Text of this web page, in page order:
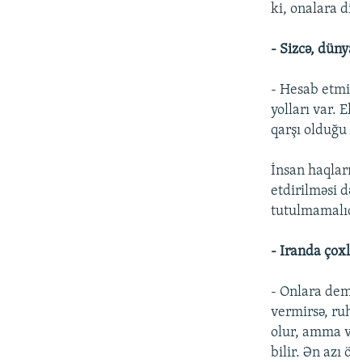
ki, onalara
- Sizcə,
- Hesab
yolları var.
qarşı
İnsan
etdirilməsi
- Iranda
- Onlara
vermirsə,
olur, amma
bilir. Ən azı